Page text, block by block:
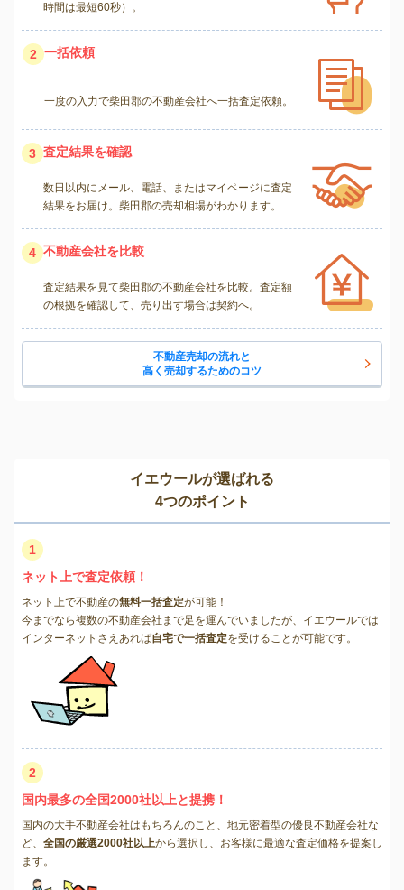
時間は最短60秒）。
2 一括依頼
一度の入力で柴田郡の不動産会社へ一括査定依頼。
3 査定結果を確認
数日以内にメール、電話、またはマイページに査定
結果をお届け。柴田郡の売却相場がわかります。
4 不動産会社を比較
査定結果を見て柴田郡の不動産会社を比較。査定額
の根拠を確認して、売り出す場合は契約へ。
不動産売却の流れと
高く売却するためのコツ
イエウールが選ばれる
4つのポイント
1
ネット上で査定依頼！
ネット上で不動産の無料一括査定が可能！
今までなら複数の不動産会社まで足を運んでいましたが、イエウールでは
インターネットさえあれば自宅で一括査定を受けることが可能です。
2
国内最多の全国2000社以上と提携！
国内の大手不動産会社はもちろんのこと、地元密着型の優良不動産会社な
ど、 全国の厳選2000社以上から選択し、お客様に最適な査定価格を提案し
ます。